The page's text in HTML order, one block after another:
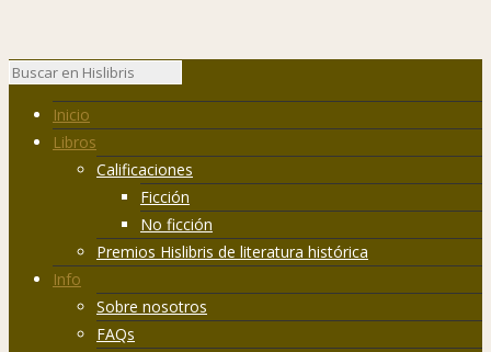
Inicio
Libros
Calificaciones
Ficción
No ficción
Premios Hislibris de literatura histórica
Info
Sobre nosotros
FAQs